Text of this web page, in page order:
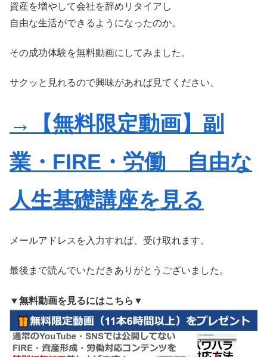
資産を増やして会社を辞めリタイアし
自由な生活ができるようになったのか。
その成功体験を無料動画にしてみました。
サクッと見れるので興味があれば見てください、
→【無料限定動画】副
業・FIRE・労働 自由な
人生基礎講座を見る
メールアドレスを入力すれば、受け取れます。
最後まで読んでいただきありがとうございました。
▼無料動画を見るにはこちら▼